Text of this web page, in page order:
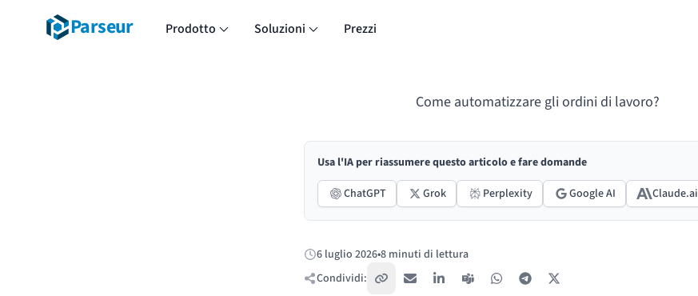
Parseur Prodotto Soluzioni Prezzi
Come automatizzare gli ordini di lavoro?
Usa l'IA per riassumere questo articolo e fare domande
ChatGPT
Grok Perplexity Google AI Claude.ai
Pubblicato:
6 luglio 2026•8 minuti di lettura
Condividi:
Copia link
Email LinkedInTeams WhatsAppTelegram